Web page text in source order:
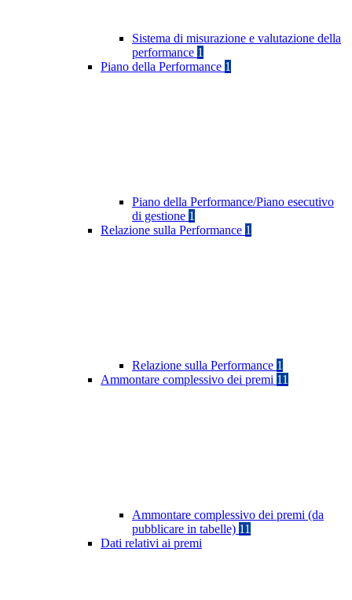
Sistema di misurazione e valutazione della
performance 1
Piano della Performance 1
Piano della Performance/Piano esecutivo
di gestione 1
Relazione sulla Performance 1
Relazione sulla Performance 1
Ammontare complessivo dei premi 11
Ammontare complessivo dei premi (da
pubblicare in tabelle) 11
Dati relativi ai premi